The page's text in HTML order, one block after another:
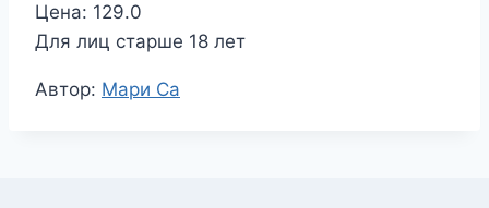
Цена: 129.0
Для лиц старше 18 лет
Метки
Автор: Мари Са